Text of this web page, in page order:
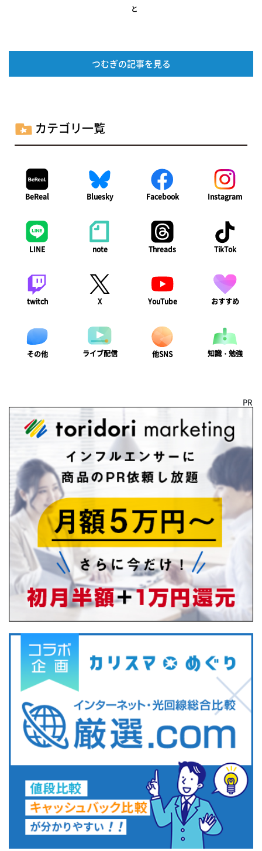
と
つむぎの記事を見る
カテゴリ一覧
BeReal Bluesky Facebook Instagram
LINE note Threads TikTok
twitch X YouTube おすすめ
その他 ライブ配信 他SNS 知識・勉強
PR